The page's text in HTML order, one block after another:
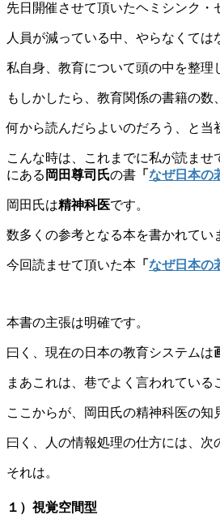
先日開催させて頂いたヘミシンク・
人員が減っている中、やらなくて
私自身、教育について頭の中を整理
もしかしたら、教育関係の書籍の
何から読んだらよいのだろう、と当
こんな時は、これまでに私が読ま
にある 岡田尊司氏の書 「 なぜ日本の
岡田氏は精神科医です。
数多くの参考となる本を書かれてい
今回読ませて頂いた本 「 なぜ日本の
本書の主張は明確です。
曰く、現在の日本の教育システムは
まあこれは、巷でよく言われている
ここからが、岡田氏の精神科医の知
曰く、人の情報処理の仕方には、次
それは。
１）視覚空間型